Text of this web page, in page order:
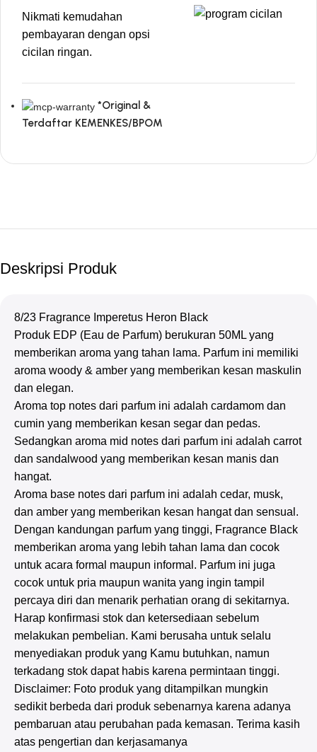
Nikmati kemudahan
pembayaran dengan opsi
cicilan ringan.
*Original &
Terdaftar KEMENKES/BPOM
Deskripsi Produk
8/23 Fragrance Imperetus Heron Black
Produk EDP (Eau de Parfum) berukuran 50ML yang
memberikan aroma yang tahan lama. Parfum ini memiliki
aroma woody & amber yang memberikan kesan maskulin
dan elegan.
Aroma top notes dari parfum ini adalah cardamom dan
cumin yang memberikan kesan segar dan pedas.
Sedangkan aroma mid notes dari parfum ini adalah carrot
dan sandalwood yang memberikan kesan manis dan
hangat.
Aroma base notes dari parfum ini adalah cedar, musk,
dan amber yang memberikan kesan hangat dan sensual.
Dengan kandungan parfum yang tinggi, Fragrance Black
memberikan aroma yang lebih tahan lama dan cocok
untuk acara formal maupun informal. Parfum ini juga
cocok untuk pria maupun wanita yang ingin tampil
percaya diri dan menarik perhatian orang di sekitarnya.
Harap konfirmasi stok dan ketersediaan sebelum
melakukan pembelian. Kami berusaha untuk selalu
menyediakan produk yang Kamu butuhkan, namun
terkadang stok dapat habis karena permintaan tinggi.
Disclaimer: Foto produk yang ditampilkan mungkin
sedikit berbeda dari produk sebenarnya karena adanya
pembaruan atau perubahan pada kemasan. Terima kasih
atas pengertian dan kerjasamanya